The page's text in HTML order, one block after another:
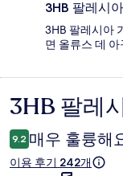
3HB 팔레시
3HB 팔레시아
면 올류스 데
이
용
후
3HB 팔레
9.2 매우 훌륭해
이용 후기 242개